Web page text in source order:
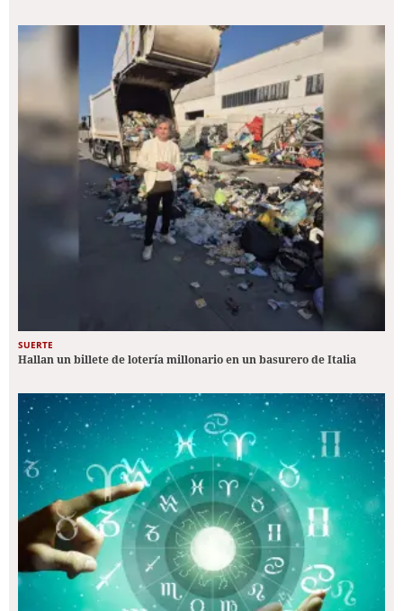
SUERTE
Hallan un billete de lotería millonario en un basurero de Italia